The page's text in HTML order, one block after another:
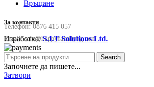
Връщане
За контакти
Телефон:0876 415 057
Email:sale@happyfamilybg.com
Изработка:S.I.T Solutions Ltd.
Search
Започнете да пишете...
Затвори